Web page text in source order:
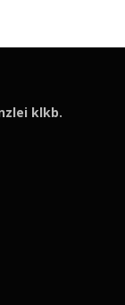
klkb.